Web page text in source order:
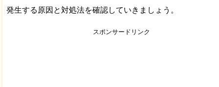
発生する原因と対処法を確認していきましょう。
スポンサードリンク